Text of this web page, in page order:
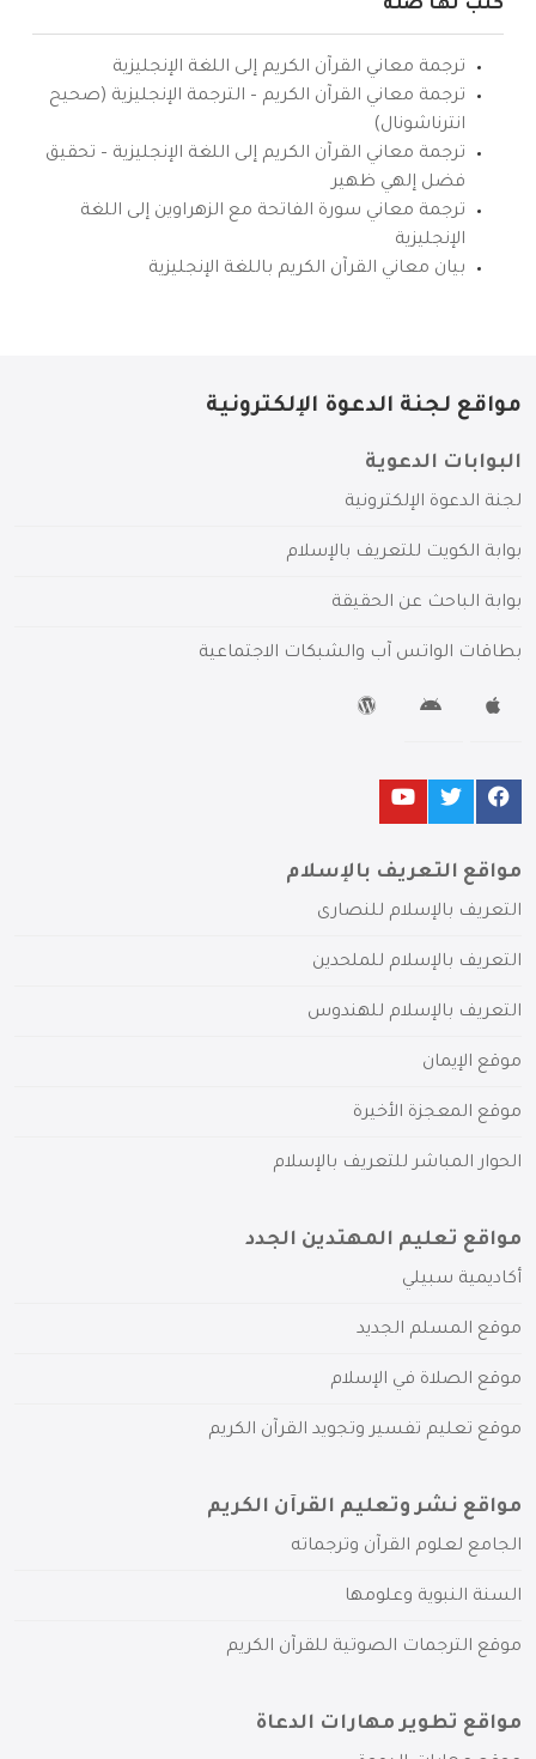
كتب لها صلة
ترجمة معاني القرآن الكريم إلى اللغة الإنجليزية
ترجمة معاني القرآن الكريم – الترجمة الإنجليزية (صحيح
انترناشونال)
ترجمة معاني القرآن الكريم إلى اللغة الإنجليزية – تحقيق
فضل إلهي ظهير
ترجمة معاني سورة الفاتحة مع الزهراوين إلى اللغة
الإنجليزية
بيان معاني القرآن الكريم باللغة الإنجليزية
مواقع لجنة الدعوة الإلكترونية
البوابات الدعوية
لجنة الدعوة الإلكترونية
بوابة الكويت للتعريف بالإسلام
بوابة الباحث عن الحقيقة
بطاقات الواتس آب والشبكات الاجتماعية
مواقع التعريف بالإسلام
التعريف بالإسلام للنصارى
التعريف بالإسلام للملحدين
التعريف بالإسلام للهندوس
موقع الإيمان
موقع المعجزة الأخيرة
الحوار المباشر للتعريف بالإسلام
مواقع تعليم المهتدين الجدد
أكاديمية سبيلي
موقع المسلم الجديد
موقع الصلاة في الإسلام
موقع تعليم تفسير وتجويد القرآن الكريم
مواقع نشر وتعليم القرآن الكريم
الجامع لعلوم القرآن وترجماته
السنة النبوية وعلومها
موقع الترجمات الصوتية للقرآن الكريم
مواقع تطوير مهارات الدعاة